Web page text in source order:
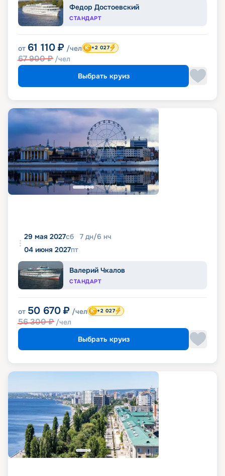
Федор Достоевский
СТАНДАРТ
от 61 110 ₽ /чел
67 900₽ /чел
+2 027
Выбрать круиз
29 мая 2027сб 7 дн/6 нч
04 июня 2027пт
Валерий Чкалов
СТАНДАРТ
от 50 670 ₽ /чел
56 300₽ /чел
+2 027
Выбрать круиз